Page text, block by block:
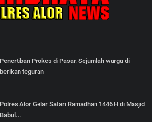
Penertiban Prokes di Pasar, Sejumlah warga di
berikan teguran
Polres Alor Gelar Safari Ramadhan 1446 H di Masjid
Babul...